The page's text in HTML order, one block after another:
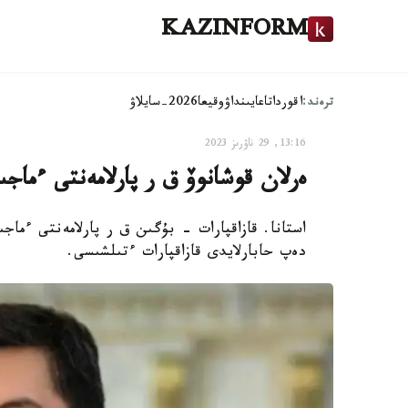
KAZINFORM
ترەند:اقورداتاعايىنداۋوقيعا2026-سايلاۋ
13:16, 29 ناۋرىز 2023
ەرلان قوشانوۆ ق ر پارلامەنتى
استانا. قازاقپارات - بۇگىن ق ر پارلامەنتى
دەپ حابارلايدى قازاقپارات ءتىلشىسى.